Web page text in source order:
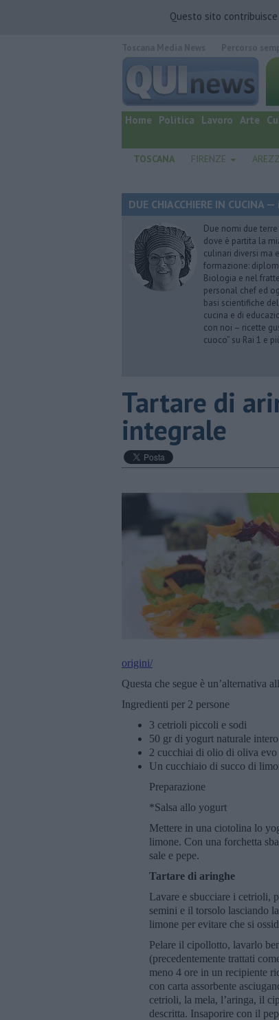
Questo sito
quotidiano online.
Home Politica Lavoro Arte
TOSCANA FIRENZE
DUE CHIACCHIERE IN
Due nomi due
dove è partita la
culinari diversi ma
formazione:
Biologia e nel
personal chef ed
basi scientifiche
cucina e di
con noi – ricette
cuoco” su Rai 1 e
Tartare di
integrale
origini/
Questa che segue è un’alternativa
Ingredienti per 2 persone
3 cetrioli piccoli e sodi
50 gr di yogurt naturale intero
2 cucchiai di olio di oliva evo
Un cucchiaio di succo di
Preparazione
*Salsa allo yogurt
Mettere in una ciotolina lo
limone. Con una forchetta
sale e pepe.
Tartare di aringhe
Lavare e sbucciare i cetrioli,
semini e il torsolo lasciando
limone per evitare che si
Pelare il cipollotto, lavarlo
(precedentemente trattati
meno 4 ore in un recipiente
con carta assorbente
cetrioli, la mela, l’aringa, il
descritta. Insaporire con il